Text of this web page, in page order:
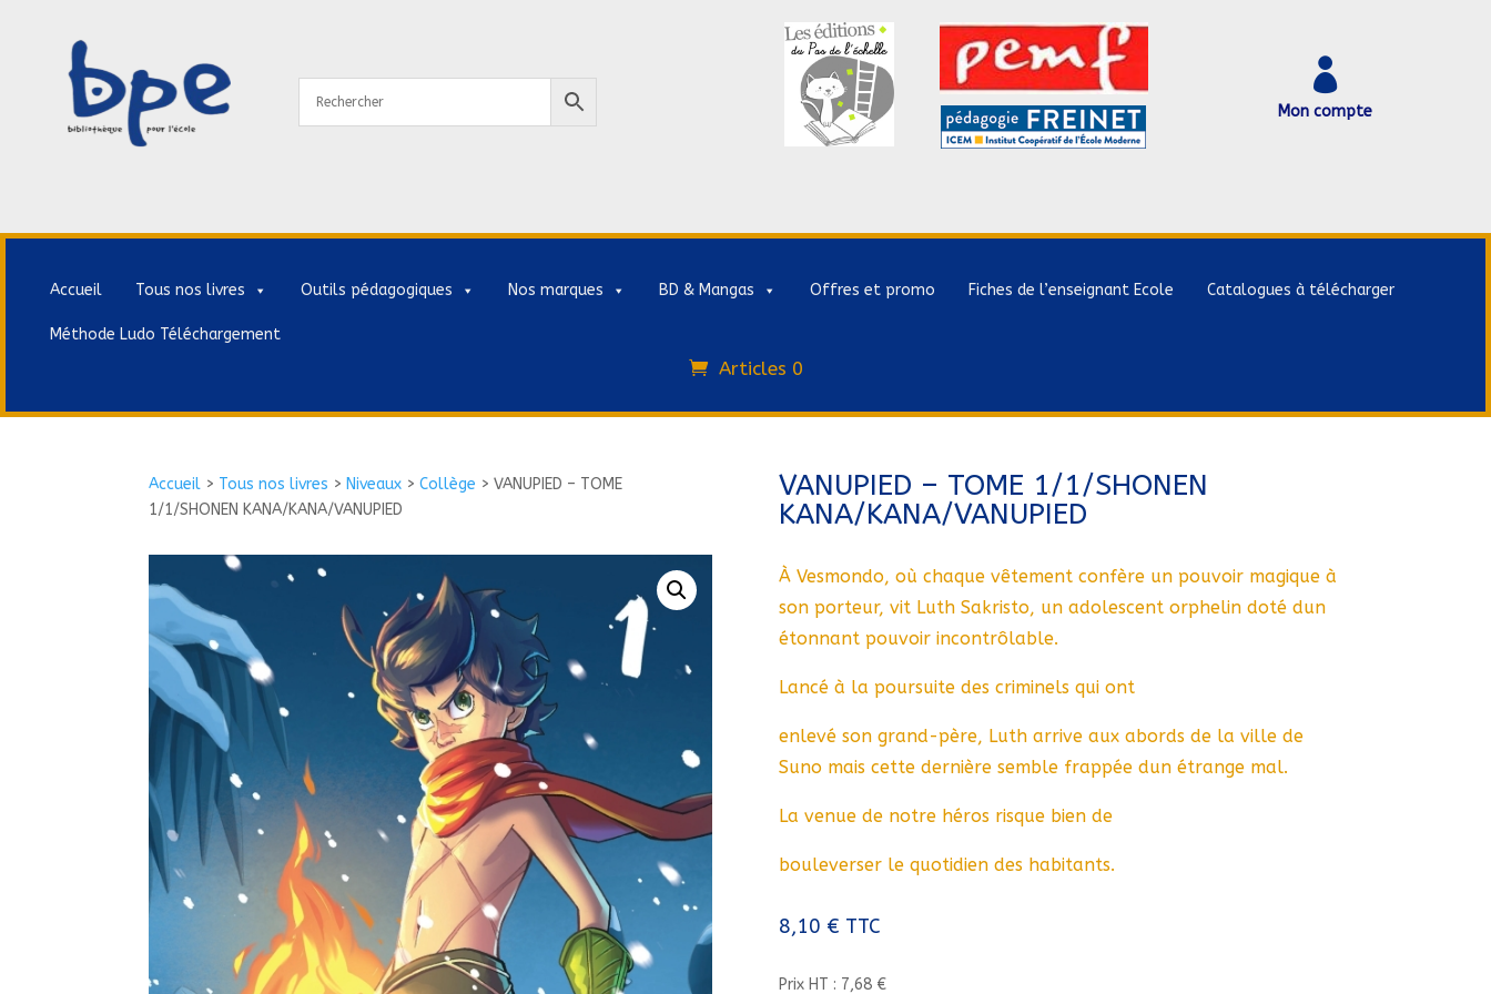

Mon compte
Accueil Tous nos livres Outils pédagogiques Nos marques BD & Mangas Offres et promo Fiches de l’enseignant Ecole Catalogues à télécharger
Méthode Ludo Téléchargement
Articles 0
Accueil > Tous nos livres > Niveaux >Collège >VANUPIED – TOME
1/1/SHONEN KANA/KANA/VANUPIED
VANUPIED – TOME 1/1/SHONEN
KANA/KANA/VANUPIED
À Vesmondo, où chaque vêtement confère un pouvoir magique à
son porteur, vit Luth Sakristo, un adolescent orphelin doté dun
étonnant pouvoir incontrôlable.
Lancé à la poursuite des criminels qui ont
enlevé son grand-père, Luth arrive aux abords de la ville de
Suno mais cette dernière semble frappée dun étrange mal.
La venue de notre héros risque bien de
bouleverser le quotidien des habitants.
8,10 € TTC
Prix HT : 7,68 €